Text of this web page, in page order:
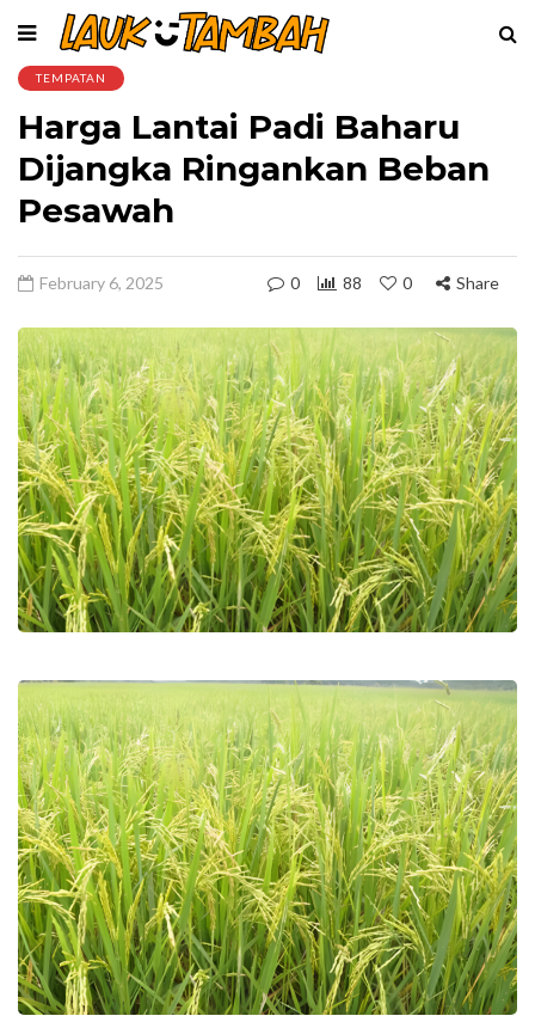
TEMPATAN
Harga Lantai Padi Baharu
Dijangka Ringankan Beban
Pesawah
February 6, 2025 0 88 0 Share